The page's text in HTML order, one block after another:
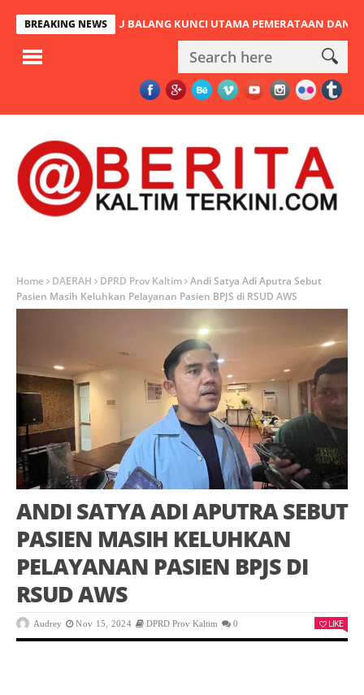
BREAKING NEWS
PULAU BALANG KUNCI UTAMA PEMERATAAN DAN URAT
Home DAERAH DPRD Prov Kaltim Andi Satya Adi Aputra Sebut
Pasien Masih Keluhkan Pelayanan Pasien BPJS di RSUD AWS
ANDI SATYA ADI APUTRA SEBUT
PASIEN MASIH KELUHKAN
PELAYANAN PASIEN BPJS DI
RSUD AWS
Audrey Nov 15, 2024 DPRD Prov Kaltim 0 LIKE